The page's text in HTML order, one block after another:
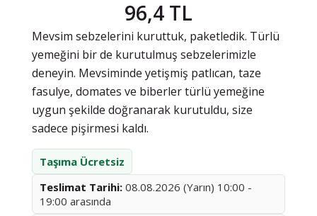
96,4 TL
Mevsim sebzelerini kuruttuk, paketledik. Türlü
yemeğini bir de kurutulmuş sebzelerimizle
deneyin. Mevsiminde yetişmiş patlıcan, taze
fasulye, domates ve biberler türlü yemeğine
uygun şekilde doğranarak kurutuldu, size
sadece pişirmesi kaldı.
Taşıma Ücretsiz
Teslimat Tarihi: 08.08.2026 (Yarın) 10:00 -
19:00 arasında